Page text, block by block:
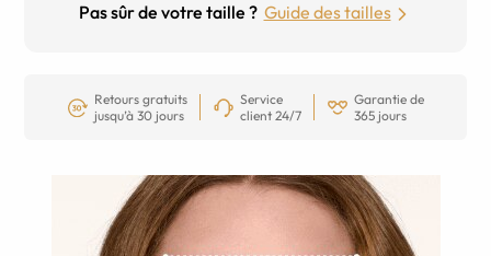
Pas sûr de votre taille ? Guide des tailles
Retours gratuits
jusqu’à 30 jours
Service
client 24/7
Garantie de
365 jours